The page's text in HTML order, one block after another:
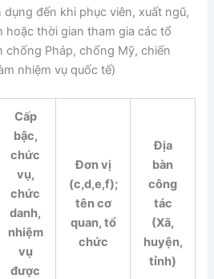
đến khi phục viên, xuất ngũ,
hoặc thời gian tham gia các tổ
chống Pháp, chống Mỹ, chiến
nhiệm vụ quốc tế)
Cấp
bậc,
chức
vụ,
chức
danh,
nhiệm
vụ
được
Đơn vị
(c,d,e,f);
tên cơ
quan, tổ
chức
Địa
bàn
công
tác
(Xã,
huyện,
tỉnh)